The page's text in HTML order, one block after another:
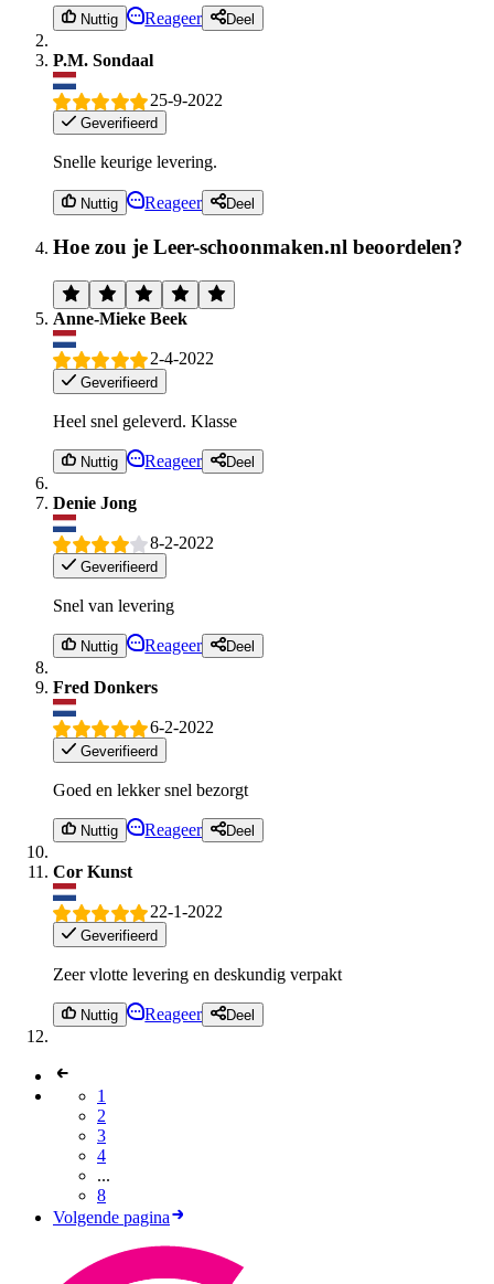
Nuttig Reageer Deel
P.M. Sondaal
25-9-2022
Geverifieerd
Snelle keurige levering.
Nuttig Reageer Deel
Hoe zou je Leer-schoonmaken.nl beoordelen?
Anne-Mieke Beek
2-4-2022
Geverifieerd
Heel snel geleverd. Klasse
Nuttig Reageer Deel
Denie Jong
8-2-2022
Geverifieerd
Snel van levering
Nuttig Reageer Deel
Fred Donkers
6-2-2022
Geverifieerd
Goed en lekker snel bezorgt
Nuttig Reageer Deel
Cor Kunst
22-1-2022
Geverifieerd
Zeer vlotte levering en deskundig verpakt
Nuttig Reageer Deel
1
2
3
4
...
8
Volgende pagina